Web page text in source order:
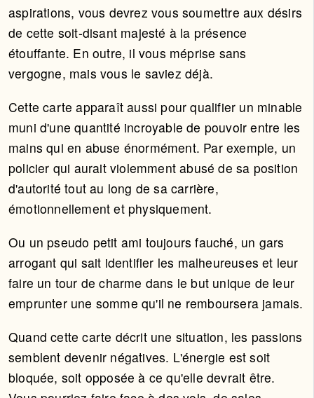
aspirations, vous devrez vous soumettre aux désirs
de cette soit-disant majesté à la présence
étouffante. En outre, il vous méprise sans
vergogne, mais vous le saviez déjà.
Cette carte apparaît aussi pour qualifier un minable
muni d'une quantité incroyable de pouvoir entre les
mains qui en abuse énormément. Par exemple, un
policier qui aurait violemment abusé de sa position
d'autorité tout au long de sa carrière,
émotionnellement et physiquement.
Ou un pseudo petit ami toujours fauché, un gars
arrogant qui sait identifier les malheureuses et leur
faire un tour de charme dans le but unique de leur
emprunter une somme qu'il ne remboursera jamais.
Quand cette carte décrit une situation, les passions
semblent devenir négatives. L'énergie est soit
bloquée, soit opposée à ce qu'elle devrait être.